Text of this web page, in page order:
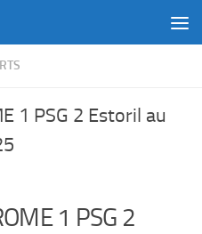
1 PSG 2 Estoril au
1 PSG 2